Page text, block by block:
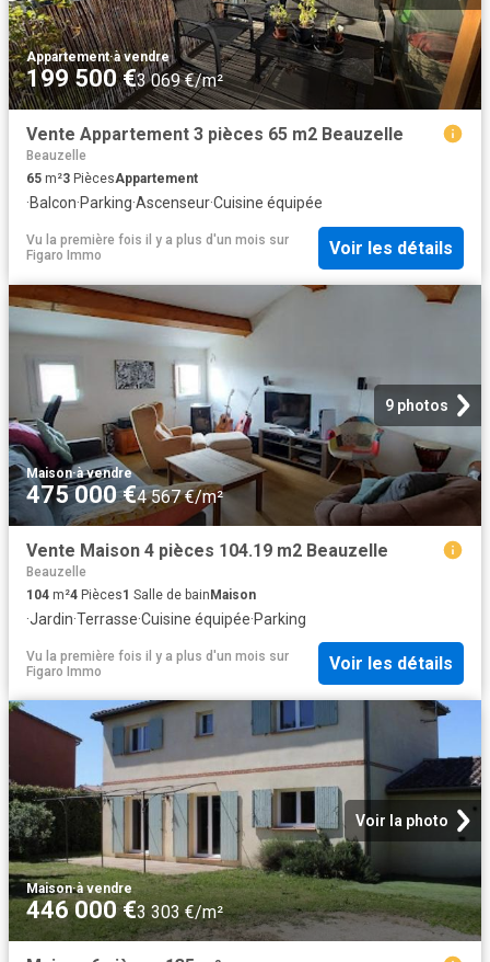
Appartement·à vendre
199 500 €3 069 €/m²
Vente Appartement 3 pièces 65 m2 Beauzelle
Beauzelle
65 m²3 PiècesAppartement
·Balcon·Parking·Ascenseur·Cuisine équipée
Vu la première fois il y a plus d'un mois sur
Figaro Immo
Voir les détails
9 photos
Maison·à vendre
475 000 €4 567 €/m²
Vente Maison 4 pièces 104.19 m2 Beauzelle
Beauzelle
104 m²4 Pièces1 Salle de bainMaison
·Jardin·Terrasse·Cuisine équipée·Parking
Vu la première fois il y a plus d'un mois sur
Figaro Immo
Voir les détails
Voir la photo
Maison·à vendre
446 000 €3 303 €/m²